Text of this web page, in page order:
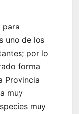
para
uno de los
por lo
forma
Provincia
muy
muy